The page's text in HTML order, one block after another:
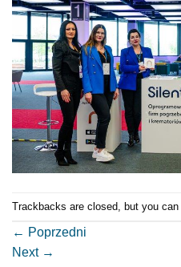
Trackbacks are closed, but you can
← Poprzedni
Next →